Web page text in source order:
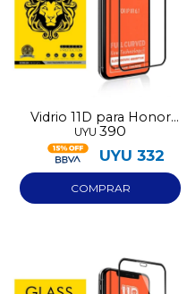
Vidrio 11D para Honor
X7D
UYU 390
UYU 332